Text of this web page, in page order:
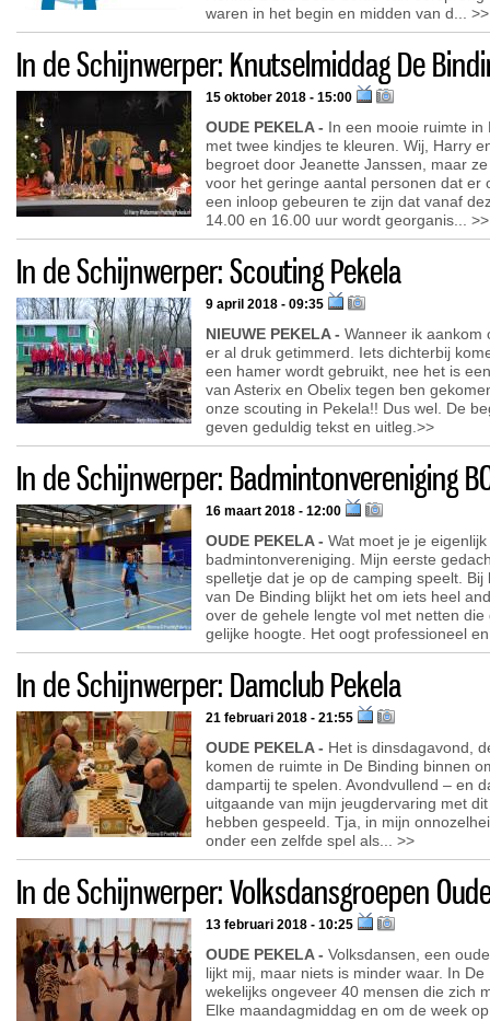
waren in het begin en midden van d... >>
In de Schijnwerper: Knutselmiddag De
15 oktober 2018 - 15:00
OUDE PEKELA - In een mooie ruimte in
met twee kindjes te kleuren. Wij, Harry
begroet door Jeanette Janssen, maar
voor het geringe aantal personen dat er
een inloop gebeuren te zijn dat vanaf
14.00 en 16.00 uur wordt georganis... >>
In de Schijnwerper: Scouting Pekela
9 april 2018 - 09:35
NIEUWE PEKELA - Wanneer ik aankom
er al druk getimmerd. Iets dichterbij
een hamer wordt gebruikt, nee het is
van Asterix en Obelix tegen ben
onze scouting in Pekela!! Dus wel. De
geven geduldig tekst en uitleg.>>
In de Schijnwerper: Badmintonvereniging
16 maart 2018 - 12:00
OUDE PEKELA - Wat moet je je
badmintonvereniging. Mijn eerste
spelletje dat je op de camping speelt.
van De Binding blijkt het om iets heel
over de gehele lengte vol met netten
gelijke hoogte. Het oogt professioneel
In de Schijnwerper: Damclub Pekela
21 februari 2018 - 21:55
OUDE PEKELA - Het is dinsdagavond,
komen de ruimte in De Binding binnen
dampartij te spelen. Avondvullend – en
uitgaande van mijn jeugdervaring met
hebben gespeeld. Tja, in mijn
onder een zelfde spel als... >>
In de Schijnwerper: Volksdansgroepen
13 februari 2018 - 10:25
OUDE PEKELA - Volksdansen, een
lijkt mij, maar niets is minder waar. In
wekelijks ongeveer 40 mensen die zich
Elke maandagmiddag en om de week